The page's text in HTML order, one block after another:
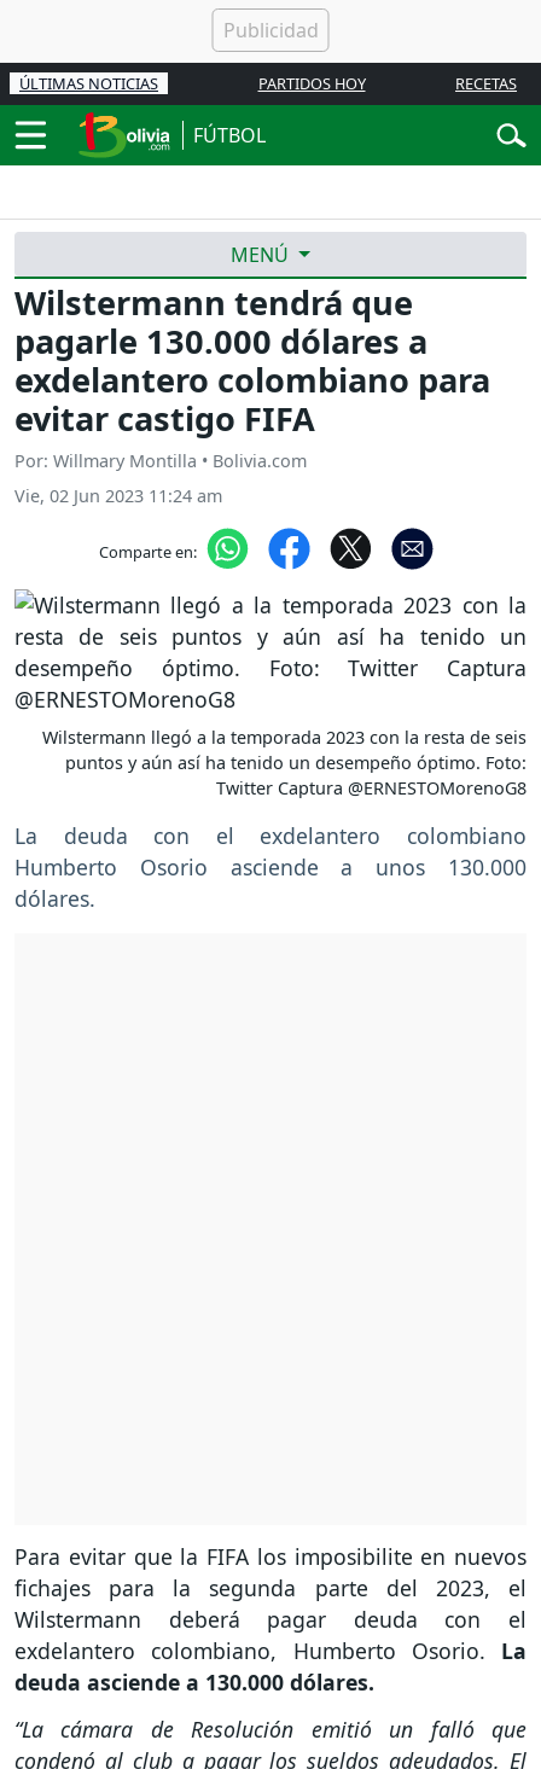
ÚLTIMAS NOTICIAS PARTIDOS HOY RECETAS
FÚTBOL
MENÚ
Wilstermann tendrá que
pagarle 130.000 dólares a
exdelantero colombiano para
evitar castigo FIFA
Por: Willmary Montilla • Bolivia.com
Vie, 02 Jun 2023 11:24 am
Comparte en:
Wilstermann llegó a la temporada 2023 con la resta de seis
puntos y aún así ha tenido un desempeño óptimo. Foto:
Twitter Captura @ERNESTOMorenoG8
La deuda con el exdelantero colombiano
Humberto Osorio asciende a unos 130.000
dólares.
Para evitar que la FIFA los imposibilite en nuevos
fichajes para la segunda parte del 2023, el
Wilstermann deberá pagar deuda con el
exdelantero colombiano, Humberto Osorio. La
deuda asciende a 130.000 dólares.
“La cámara de Resolución emitió un falló que
condenó al club a pagar los sueldos adeudados. El